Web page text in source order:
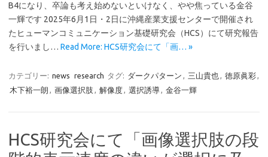
B4になり、卒論も考え始めないといけなく、やや焦っている金谷
一輝です 2025年6月1日・2日に沖縄産業支援センターで開催され
たヒューマンコミュニケーション基礎研究会（HCS）にて研究報告
を行いまし… Read More: HCS研究会にて「画… »
カテゴリー: news research タグ: ダークパターン , 三山貴也, 徳原眞彩,
木下裕一朗 , 画像選択肢 , 解像度, 選択誘導, 金谷一輝
HCS研究会にて「画像選択肢の段